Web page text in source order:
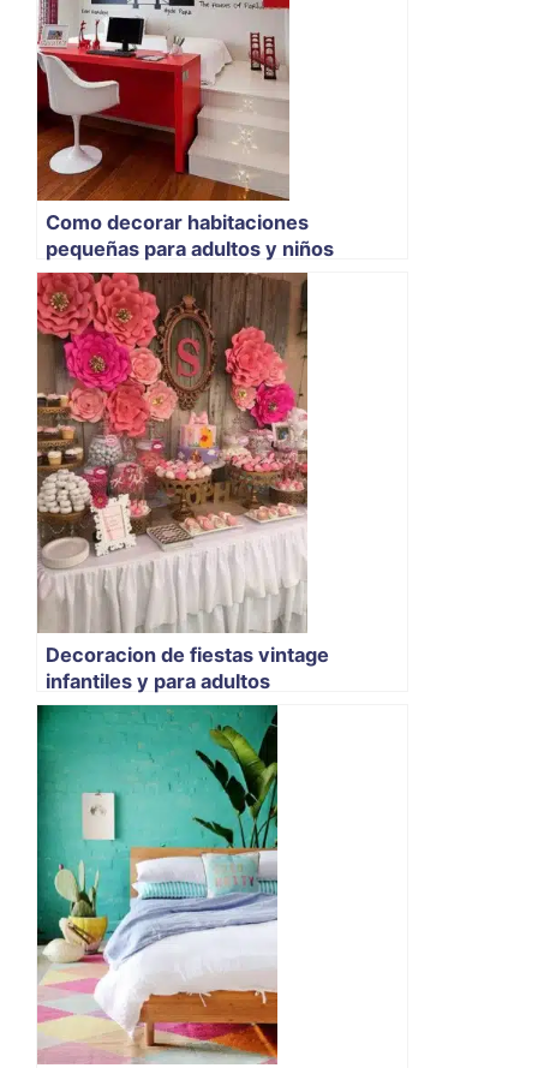
Como decorar habitaciones
pequeñas para adultos y niños
Decoracion de fiestas vintage
infantiles y para adultos